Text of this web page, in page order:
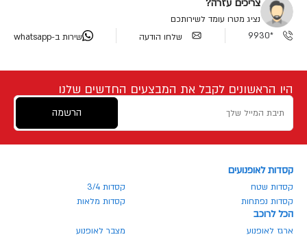
צריכים עזרה?
נציג מטרו עומד לשירותכם
*9930
שלחו הודעה שירות ב-whatsapp
היו הראשונים לקבל את המבצעים החדשים שלנו
הרשמה
קסדות לאופנועים
קסדות שטח
קסדות 3/4
קסדות נפתחות
קסדות מלאות
הכל לרוכב
ארגז לאופנוע
מצבר לאופנוע